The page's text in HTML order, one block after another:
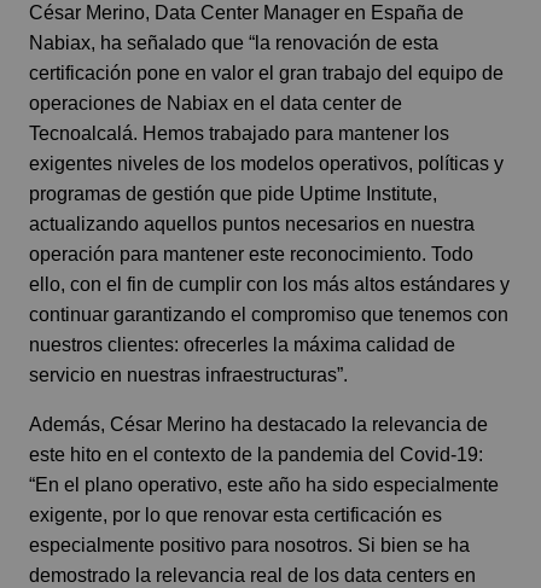
César Merino, Data Center Manager en España de
Nabiax, ha señalado que “la renovación de esta
certificación pone en valor el gran trabajo del equipo de
operaciones de Nabiax en el data center de
Tecnoalcalá. Hemos trabajado para mantener los
exigentes niveles de los modelos operativos, políticas y
programas de gestión que pide Uptime Institute,
actualizando aquellos puntos necesarios en nuestra
operación para mantener este reconocimiento. Todo
ello, con el fin de cumplir con los más altos estándares y
continuar garantizando el compromiso que tenemos con
nuestros clientes: ofrecerles la máxima calidad de
servicio en nuestras infraestructuras”.
Además, César Merino ha destacado la relevancia de
este hito en el contexto de la pandemia del Covid-19:
“En el plano operativo, este año ha sido especialmente
exigente, por lo que renovar esta certificación es
especialmente positivo para nosotros. Si bien se ha
demostrado la relevancia real de los data centers en